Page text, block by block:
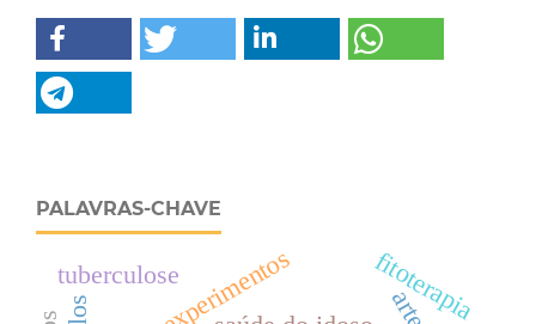
PALAVRAS-CHAVE
experimentos
tuberculose fitoterapia